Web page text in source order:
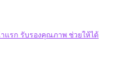
แรก รับรองคุณภาพ ช่วยให้ได้